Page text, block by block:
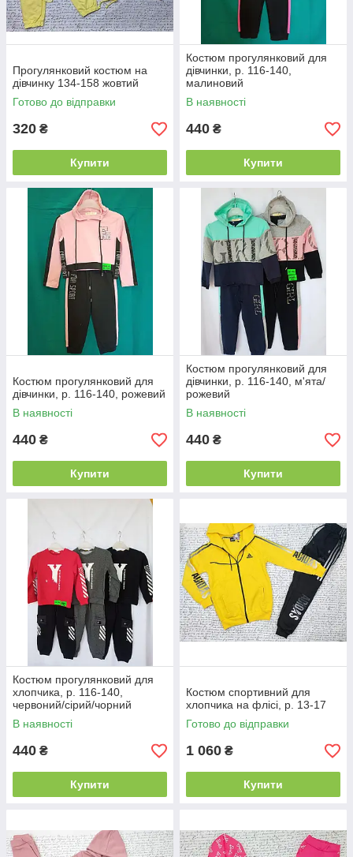
Прогулянковий костюм на
дівчинку 134-158 жовтий
Готово до відправки
320 ₴
Купити
Костюм прогулянковий для
дівчинки, р. 116-140,
малиновий
В наявності
440 ₴
Купити
Костюм прогулянковий для
дівчинки, р. 116-140, рожевий
В наявності
440 ₴
Купити
Костюм прогулянковий для
дівчинки, р. 116-140, м'ята/
рожевий
В наявності
440 ₴
Купити
Костюм прогулянковий для
хлопчика, р. 116-140,
червоний/сірий/чорний
В наявності
440 ₴
Купити
Костюм спортивний для
хлопчика на флісі, р. 13-17
Готово до відправки
1 060 ₴
Купити